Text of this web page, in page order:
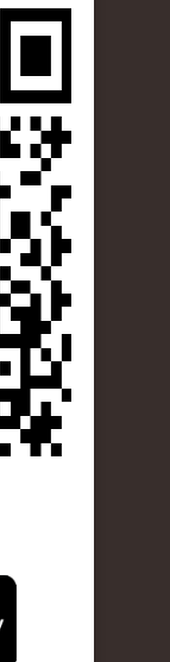
store.png